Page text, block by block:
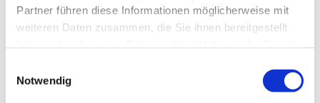
Partner führen diese Informationen möglicherweise mit
weiteren Daten zusammen, die Sie ihnen bereitgestellt
Notwendig